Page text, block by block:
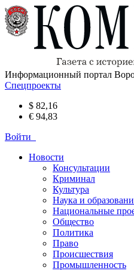
Информационный портал
Спецпроекты
$ 82,16
€ 94,83
Войти
Новости
Консультации
Криминал
Культура
Наука и
Национальные
Общество
Политика
Право
Происшествия
Промышленность